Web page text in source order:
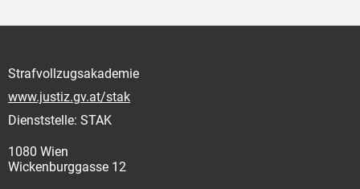
Strafvollzugsakademie
www.justiz.gv.at/stak
Dienststelle: STAK
1080 Wien
Wickenburggasse 12